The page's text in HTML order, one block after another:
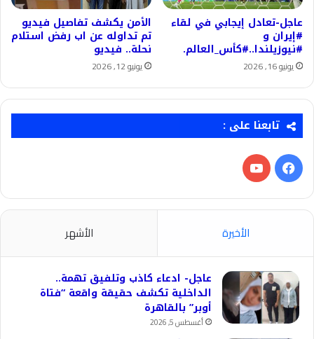
عاجل-تعادل إيجابي في لقاء
#إيران و
#نيوزيلندا..#كأس_العالم.
يونيو 16, 2026
الأمن يكشف تفاصيل فيديو
تم تداوله عن اب رفض استلام
نحلة.. فيديو
يونيو 12, 2026
تابعنا على :
فيسبوك‫YouTube
الأخيرة الأشهر
عاجل- ادعاء كاذب وتلفيق تهمة..
الداخلية تكشف حقيقة واقعة “فتاة
أوبر” بالقاهرة
أغسطس 5, 2026